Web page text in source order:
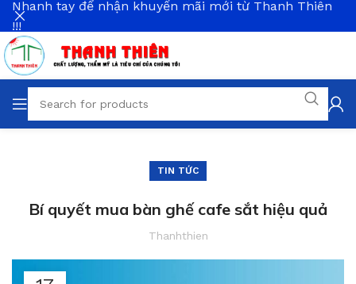
TIN TỨC
Bí quyết mua bàn ghế cafe sắt hiệu quả
Thanhthien
Nhanh tay để nhận khuyến mãi mới từ Thanh Thiên
!!!